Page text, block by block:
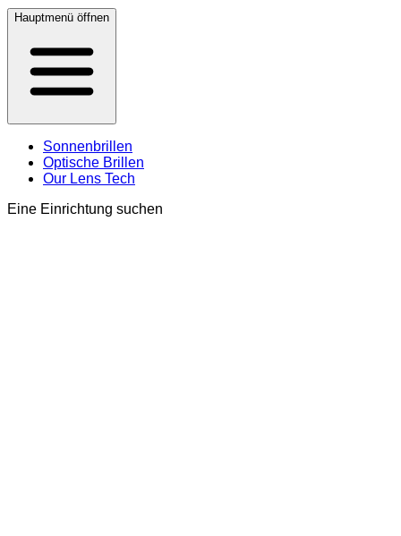
Hauptmenü öffnen
Sonnenbrillen
Optische Brillen
Our Lens Tech
Eine Einrichtung suchen